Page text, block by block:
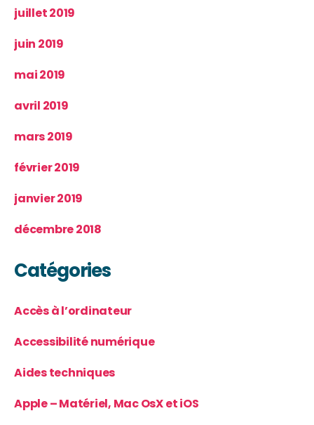
juillet 2019
juin 2019
mai 2019
avril 2019
mars 2019
février 2019
janvier 2019
décembre 2018
Catégories
Accès à l’ordinateur
Accessibilité numérique
Aides techniques
Apple – Matériel, Mac OsX et iOS